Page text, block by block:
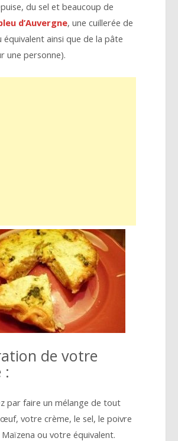
du sel et beaucoup de
d’Auvergne, une cuillerée de
équivalent ainsi que de la pâte
une personne).
de votre
:
par faire un mélange de tout
votre crème, le sel, le poivre
Maïzena ou votre équivalent.